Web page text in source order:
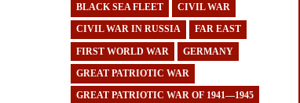
BLACK SEA FLEET CIVIL WAR
CIVIL WAR IN RUSSIA FAR EAST
FIRST WORLD WAR GERMANY
GREAT PATRIOTIC WAR
GREAT PATRIOTIC WAR OF 1941—1945